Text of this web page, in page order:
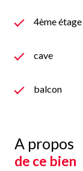
4ème étage
cave
balcon
A propos
de ce bien